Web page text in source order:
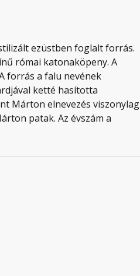
ezüstben foglalt forrás.
római katonaköpeny. A
forrás a falu nevének
ketté hasította
Márton elnevezés viszonylag
patak. Az évszám a